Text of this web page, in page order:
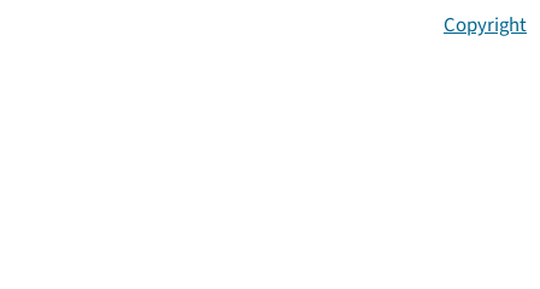
Copyright